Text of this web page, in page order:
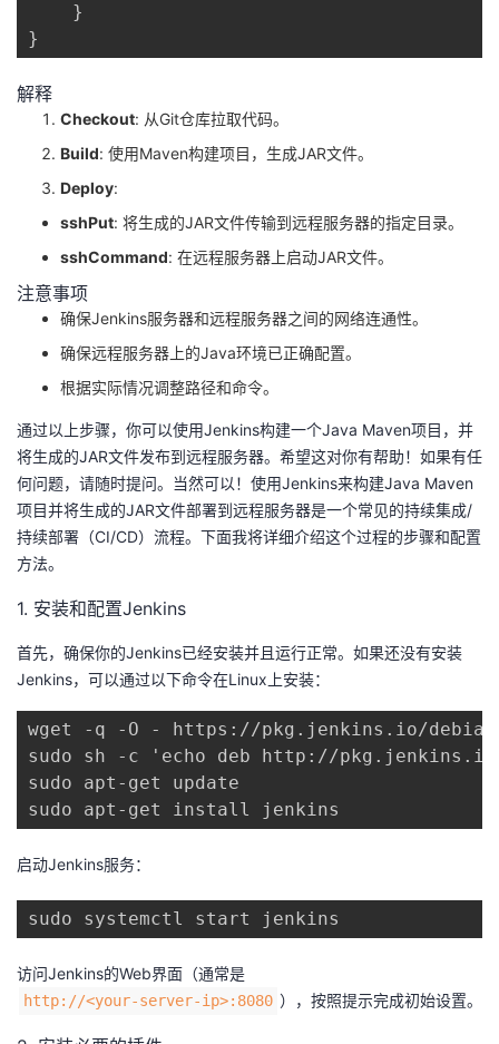
    }
}
解释
Checkout: 从Git仓库拉取代码。
Build: 使用Maven构建项目，生成JAR文件。
Deploy:
sshPut: 将生成的JAR文件传输到远程服务器的指定目录。
sshCommand: 在远程服务器上启动JAR文件。
注意事项
确保Jenkins服务器和远程服务器之间的网络连通性。
确保远程服务器上的Java环境已正确配置。
根据实际情况调整路径和命令。
通过以上步骤，你可以使用Jenkins构建一个Java Maven项目，并
将生成的JAR文件发布到远程服务器。希望这对你有帮助！如果有任
何问题，请随时提问。当然可以！使用Jenkins来构建Java Maven
项目并将生成的JAR文件部署到远程服务器是一个常见的持续集成/
持续部署（CI/CD）流程。下面我将详细介绍这个过程的步骤和配置
方法。
1. 安装和配置Jenkins
首先，确保你的Jenkins已经安装并且运行正常。如果还没有安装
Jenkins，可以通过以下命令在Linux上安装：
wget -q -O - https://pkg.jenkins.io/
sudo sh -c 'echo deb http://
sudo apt-get update
sudo apt-get install jenkins
启动Jenkins服务：
sudo systemctl start jenkins
访问Jenkins的Web界面（通常是​
​http://<your-server-ip>:8080​ ​），按照提示完成初始设置。